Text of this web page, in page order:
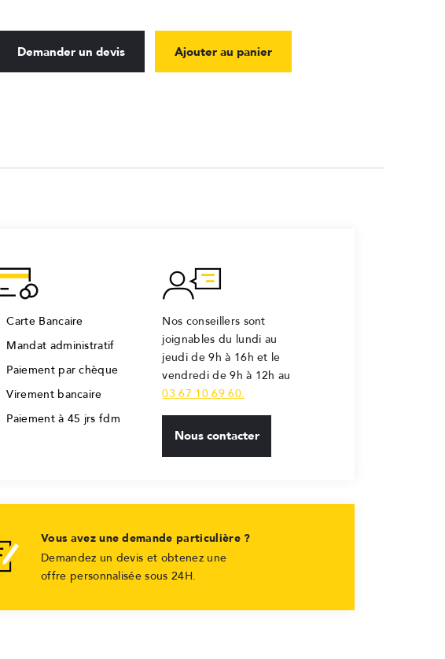
Demander un devis Ajouter au panier
Carte Bancaire
Mandat administratif
Paiement par chèque
Virement bancaire
Paiement à 45 jrs fdm
Nos conseillers sont
joignables du lundi au
jeudi de 9h à 16h et le
vendredi de 9h à 12h au
03 67 10 69 60.
Nous contacter
Vous avez une demande particulière ?
Demandez un devis et obtenez une
offre personnalisée sous 24H.